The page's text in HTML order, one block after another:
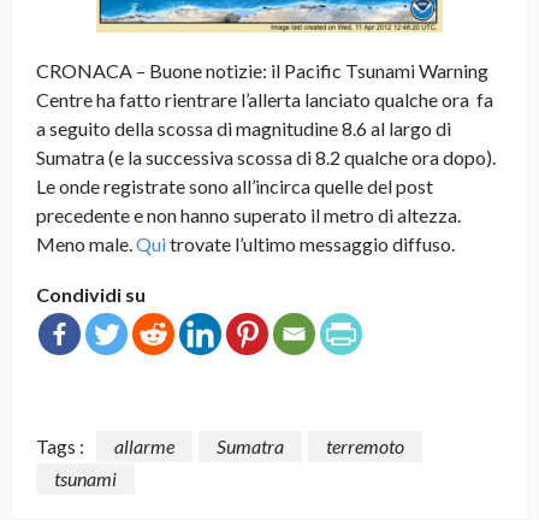
CRONACA – Buone notizie: il Pacific Tsunami Warning
Centre ha fatto rientrare l’allerta lanciato qualche ora fa
a seguito della scossa di magnitudine 8.6 al largo di
Sumatra (e la successiva scossa di 8.2 qualche ora dopo).
Le onde registrate sono all’incirca quelle del post
precedente e non hanno superato il metro di altezza.
Meno male.Quitrovate l’ultimo messaggio diffuso.
Condividi su
Tags : allarme Sumatra
terremoto
tsunami